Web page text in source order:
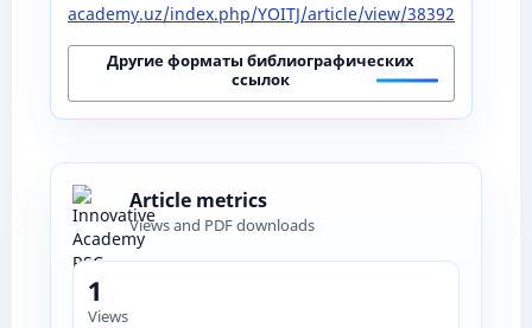
academy.uz/index.php/YOITJ/article/view/38392
Другие форматы библиографических
ссылок
Article metrics
Views and PDF downloads
1
Views